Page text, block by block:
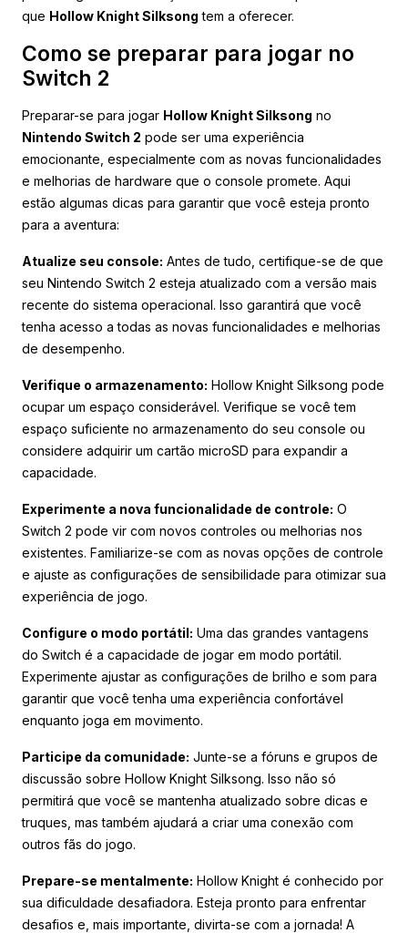
que Hollow Knight Silksong tem a oferecer.
Como se preparar para jogar no
Switch 2
Preparar-se para jogar Hollow Knight Silksong no
Nintendo Switch 2 pode ser uma experiência
emocionante, especialmente com as novas funcionalidades
e melhorias de hardware que o console promete. Aqui
estão algumas dicas para garantir que você esteja pronto
para a aventura:
Atualize seu console: Antes de tudo, certifique-se de que
seu Nintendo Switch 2 esteja atualizado com a versão mais
recente do sistema operacional. Isso garantirá que você
tenha acesso a todas as novas funcionalidades e melhorias
de desempenho.
Verifique o armazenamento: Hollow Knight Silksong pode
ocupar um espaço considerável. Verifique se você tem
espaço suficiente no armazenamento do seu console ou
considere adquirir um cartão microSD para expandir a
capacidade.
Experimente a nova funcionalidade de controle: O
Switch 2 pode vir com novos controles ou melhorias nos
existentes. Familiarize-se com as novas opções de controle
e ajuste as configurações de sensibilidade para otimizar sua
experiência de jogo.
Configure o modo portátil: Uma das grandes vantagens
do Switch é a capacidade de jogar em modo portátil.
Experimente ajustar as configurações de brilho e som para
garantir que você tenha uma experiência confortável
enquanto joga em movimento.
Participe da comunidade: Junte-se a fóruns e grupos de
discussão sobre Hollow Knight Silksong. Isso não só
permitirá que você se mantenha atualizado sobre dicas e
truques, mas também ajudará a criar uma conexão com
outros fãs do jogo.
Prepare-se mentalmente: Hollow Knight é conhecido por
sua dificuldade desafiadora. Esteja pronto para enfrentar
desafios e, mais importante, divirta-se com a jornada! A